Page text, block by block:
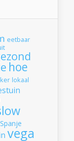
eetbaar
hoe
lokaal
Spanje
vega